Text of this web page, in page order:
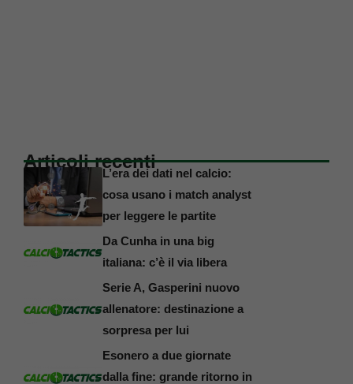
Articoli recenti
L’era dei dati nel calcio:
cosa usano i match analyst
per leggere le partite
Da Cunha in una big
italiana: c’è il via libera
Serie A, Gasperini nuovo
allenatore: destinazione a
sorpresa per lui
Esonero a due giornate
dalla fine: grande ritorno in